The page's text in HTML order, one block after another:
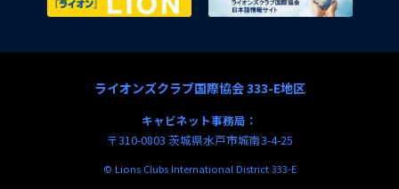
ライオンズクラブ国際協会 333-E地区
キャビネット事務局：
〒310-0803 茨城県水戸市城南3-4-25
© Lions Clubs International District 333-E